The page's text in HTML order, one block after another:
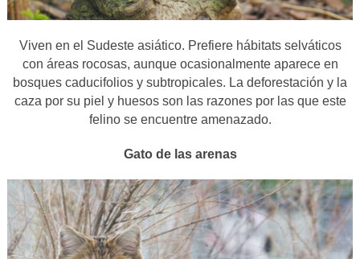
Viven en el Sudeste asiático. Prefiere hábitats selváticos
con áreas rocosas, aunque ocasionalmente aparece en
bosques caducifolios y subtropicales. La deforestación y la
caza por su piel y huesos son las razones por las que este
felino se encuentre amenazado.
Gato de las arenas